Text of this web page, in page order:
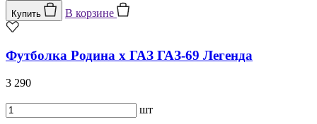
Купить В корзине
Футболка Родина x ГАЗ ГАЗ-69 Легенда
3 290
шт